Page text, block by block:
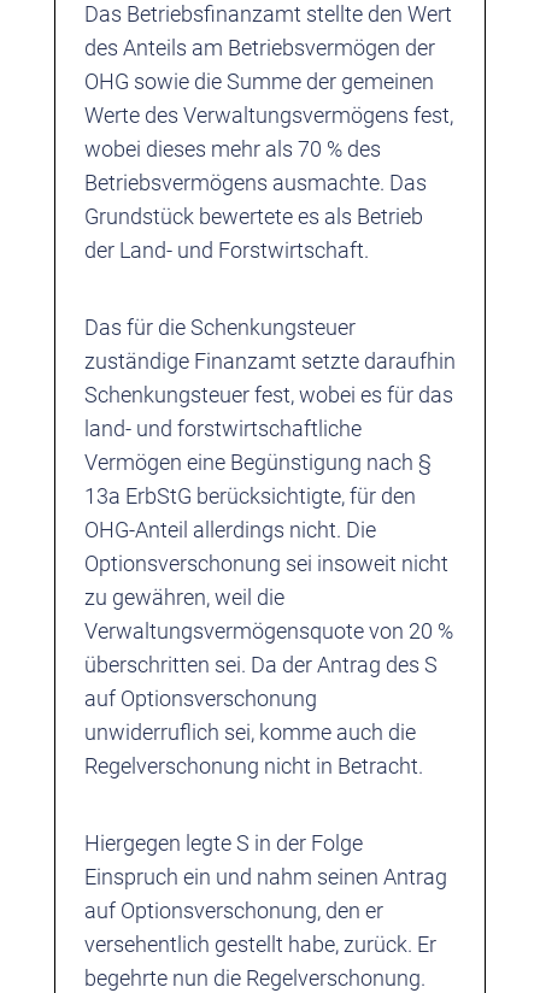
Das Betriebsfinanzamt stellte den Wert
des Anteils am Betriebsvermögen der
OHG sowie die Summe der gemeinen
Werte des Verwaltungsvermögens fest,
wobei dieses mehr als 70 % des
Betriebsvermögens ausmachte. Das
Grundstück bewertete es als Betrieb
der Land- und Forstwirtschaft.
Das für die Schenkungsteuer
zuständige Finanzamt setzte daraufhin
Schenkungsteuer fest, wobei es für das
land- und forstwirtschaftliche
Vermögen eine Begünstigung nach §
13a ErbStG berücksichtigte, für den
OHG-Anteil allerdings nicht. Die
Optionsverschonung sei insoweit nicht
zu gewähren, weil die
Verwaltungsvermögensquote von 20 %
überschritten sei. Da der Antrag des S
auf Optionsverschonung
unwiderruflich sei, komme auch die
Regelverschonung nicht in Betracht.
Hiergegen legte S in der Folge
Einspruch ein und nahm seinen Antrag
auf Optionsverschonung, den er
versehentlich gestellt habe, zurück. Er
begehrte nun die Regelverschonung.